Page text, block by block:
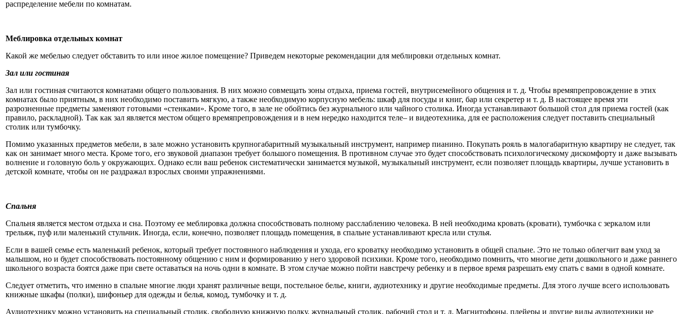
распределение мебели по комнатам.
Меблировка отдельных комнат
Какой же мебелью следует обставить то или иное жилое помещение? Приведем некоторые рекомендации для меблировки отдельных комнат.
Зал или гостиная
Зал или гостиная считаются комнатами общего пользования. В них можно совмещать зоны отдыха, приема гостей, внутрисемейного общения и т. д. Чтобы времяпрепровождение в этих
комнатах было приятным, в них необходимо поставить мягкую, а также необходимую корпусную мебель: шкаф для посуды и книг, бар или секретер и т. д. В настоящее время эти
разрозненные предметы заменяют готовыми «стенками». Кроме того, в зале не обойтись без журнального или чайного столика. Иногда устанавливают большой стол для приема гостей (как
правило, раскладной). Так как зал является местом общего времяпрепровождения и в нем нередко находится теле– и видеотехника, для ее расположения следует поставить специальный
столик или тумбочку.
Помимо указанных предметов мебели, в зале можно установить крупногабаритный музыкальный инструмент, например пианино. Покупать рояль в малогабаритную квартиру не следует, так
как он занимает много места. Кроме того, его звуковой диапазон требует большого помещения. В противном случае это будет способствовать психологическому дискомфорту и даже вызывать
волнение и головную боль у окружающих. Однако если ваш ребенок систематически занимается музыкой, музыкальный инструмент, если позволяет площадь квартиры, лучше установить в
детской комнате, чтобы он не раздражал взрослых своими упражнениями.
Спальня
Спальня является местом отдыха и сна. Поэтому ее меблировка должна способствовать полному расслаблению человека. В ней необходима кровать (кровати), тумбочка с зеркалом или
трельяж, пуф или маленький стульчик. Иногда, если, конечно, позволяет площадь помещения, в спальне устанавливают кресла или стулья.
Если в вашей семье есть маленький ребенок, который требует постоянного наблюдения и ухода, его кроватку необходимо установить в общей спальне. Это не только облегчит вам уход за
малышом, но и будет способствовать постоянному общению с ним и формированию у него здоровой психики. Кроме того, необходимо помнить, что многие дети дошкольного и даже раннего
школьного возраста боятся даже при свете оставаться на ночь одни в комнате. В этом случае можно пойти навстречу ребенку и в первое время разрешать ему спать с вами в одной комнате.
Следует отметить, что именно в спальне многие люди хранят различные вещи, постельное белье, книги, аудиотехнику и другие необходимые предметы. Для этого лучше всего использовать
книжные шкафы (полки), шифоньер для одежды и белья, комод, тумбочку и т. д.
Аудиотехнику можно установить на специальный столик, свободную книжную полку, журнальный столик, рабочий стол и т. д. Магнитофоны, плейеры и другие виды аудиотехники не